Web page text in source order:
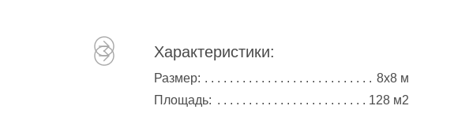
Характеристики:
Размер:
8х8 м
Площадь:
128 м2